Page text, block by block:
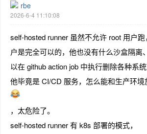
rbe
2026-6-4 11:10:08
self-hosted runner 虽然不允许 root 用户
户是完全可以的，他也没有什么沙盒隔离
以在 github action job 中执行删除各种系统
他毕竟是 CI/CD 服务，怎么能和生产环
，太危险了。
self-hosted runner 有 k8s 部署的模式，